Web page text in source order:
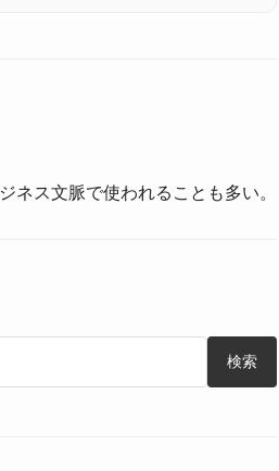
ネス文脈で使われることも多い。
検索